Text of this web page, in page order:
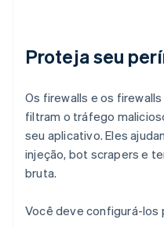
Proteja seu
Os firewalls e os
filtram o tráfego
seu aplicativo. Eles
injeção, bot scrapers e
bruta.
Você deve configurá-los